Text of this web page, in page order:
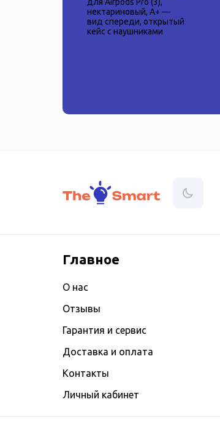
Главное
О нас
Отзывы
Гарантия и сервис
Доставка и оплата
Контакты
Личный кабинет